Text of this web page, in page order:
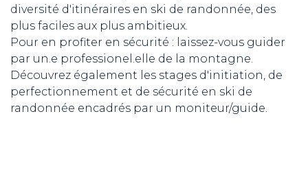
diversité d'itinéraires en ski de randonnée, des
plus faciles aux plus ambitieux.
Pour en profiter en sécurité : laissez-vous guider
par un.e professionel.elle de la montagne.
Découvrez également les stages d'initiation, de
perfectionnement et de sécurité en ski de
randonnée encadrés par un moniteur/guide.